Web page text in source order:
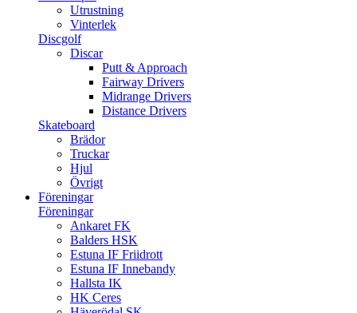
Utrustning
Vinterlek
Discgolf
Discar
Putt & Approach
Fairway Drivers
Midrange Drivers
Distance Drivers
Skateboard
Brädor
Truckar
Hjul
Övrigt
Föreningar
Föreningar
Ankaret FK
Balders HSK
Estuna IF Friidrott
Estuna IF Innebandy
Hallsta IK
HK Ceres